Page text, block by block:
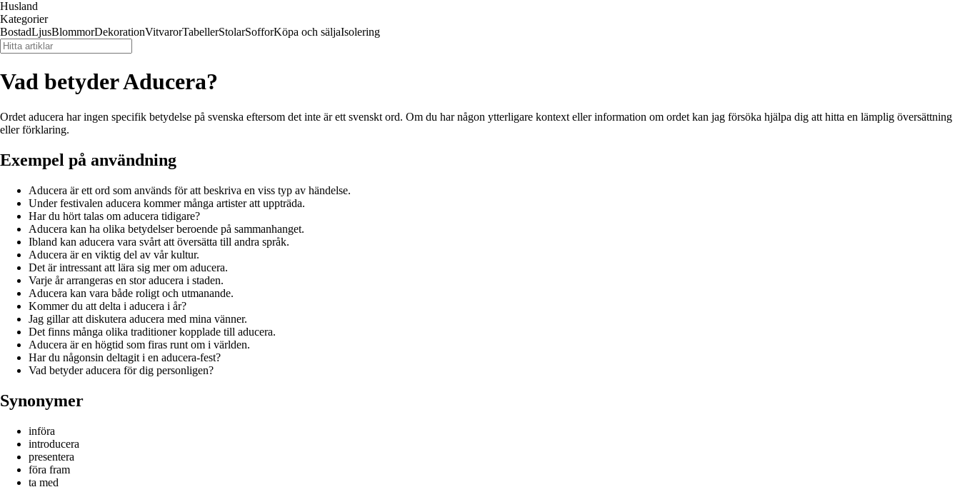
Husland
Kategorier
BostadLjusBlommorDekorationVitvarorTabellerStolarSofforKöpa och säljaIsolering
Vad betyder Aducera?
Ordet aducera har ingen specifik betydelse på svenska eftersom det inte är ett svenskt ord. Om du har någon ytterligare kontext eller information om ordet kan jag försöka hjälpa dig att hitta en lämplig översättning
eller förklaring.
Exempel på användning
Aducera är ett ord som används för att beskriva en viss typ av händelse.
Under festivalen aducera kommer många artister att uppträda.
Har du hört talas om aducera tidigare?
Aducera kan ha olika betydelser beroende på sammanhanget.
Ibland kan aducera vara svårt att översätta till andra språk.
Aducera är en viktig del av vår kultur.
Det är intressant att lära sig mer om aducera.
Varje år arrangeras en stor aducera i staden.
Aducera kan vara både roligt och utmanande.
Kommer du att delta i aducera i år?
Jag gillar att diskutera aducera med mina vänner.
Det finns många olika traditioner kopplade till aducera.
Aducera är en högtid som firas runt om i världen.
Har du någonsin deltagit i en aducera-fest?
Vad betyder aducera för dig personligen?
Synonymer
införa
introducera
presentera
föra fram
ta med